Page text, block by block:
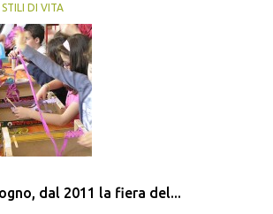
STILI DI VITA
dal 2011 la fiera del...